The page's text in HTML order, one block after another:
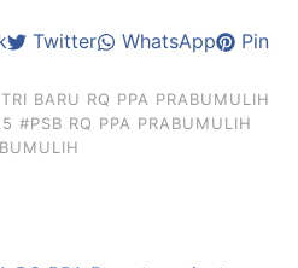
Twitter WhatsApp
Pin
BARU RQ PPA PRABUMULIH
#PSB RQ PPA PRABUMULIH